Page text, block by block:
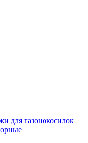
для газонокосилок